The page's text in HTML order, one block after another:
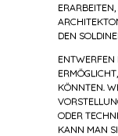
DEN
ENTWERFEN
KÖNNTEN.
ODER
KANN MAN